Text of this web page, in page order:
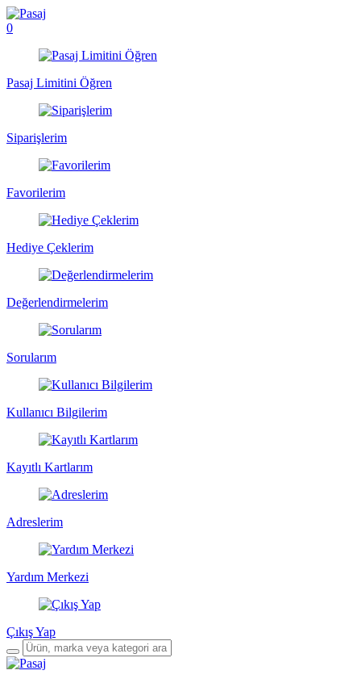
0
Pasaj Limitini Öğren
Siparişlerim
Favorilerim
Hediye Çeklerim
Değerlendirmelerim
Sorularım
Kullanıcı Bilgilerim
Kayıtlı Kartlarım
Adreslerim
Yardım Merkezi
Çıkış Yap